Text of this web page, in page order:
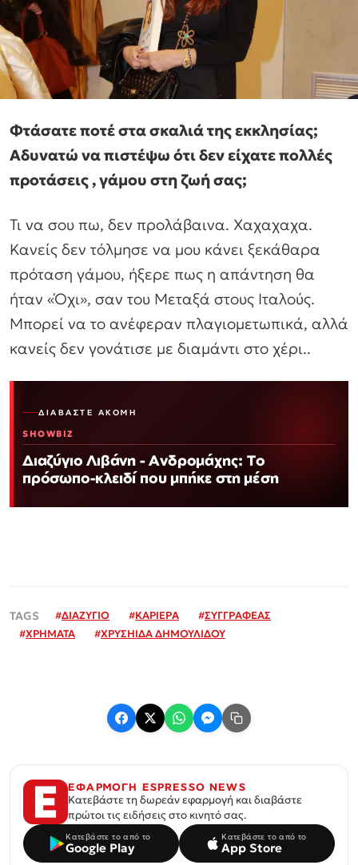
Φτάσατε ποτέ στα σκαλιά της εκκλησίας;
Αδυνατώ να πιστέψω ότι δεν είχατε πολλές
προτάσεις , γάμου στη ζωή σας;
Τι να σου πω, δεν προλάβαινα. Χαχαχαχα.
Κανείς δεν τόλμησε να μου κάνει ξεκάθαρα
πρόταση γάμου, ήξερε πως η απάντηση θα
ήταν «Όχι», σαν του Μεταξά στους Ιταλούς.
Μπορεί να το ανέφεραν πλαγιομετωπικά, αλλά
κανείς δεν γονάτισε με διαμάντι στο χέρι..
ΔΙΑΒΆΣΤΕ ΑΚΌΜΗ
SHOWBIZ
Διαζύγιο Λιβάνη - Ανδρομάχης: Το
πρόσωπο-κλειδί που μπήκε στη μέση
#ΔΙΑΖΥΓΙΟ #ΚΑΡΙΕΡΑ #ΣΥΓΓΡΑΦΕΑΣ
#ΧΡΗΜΑΤΑ #ΧΡΥΣΗΙΔΑ ΔΗΜΟΥΛΙΔΟΥ
ΕΦΑΡΜΟΓΗ ESPRESSO NEWS
Κατεβάστε τη δωρεάν εφαρμογή και διαβάστε
πρώτοι τις ειδήσεις στο κινητό σας.
Κατεβάστε το από το
Google Play
Κατεβάστε το από το
App Store